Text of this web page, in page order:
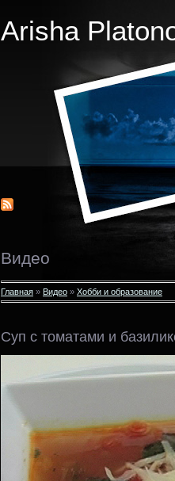
Arisha
Видео
Главная » Видео » Хобби и образование
Суп с томатами и